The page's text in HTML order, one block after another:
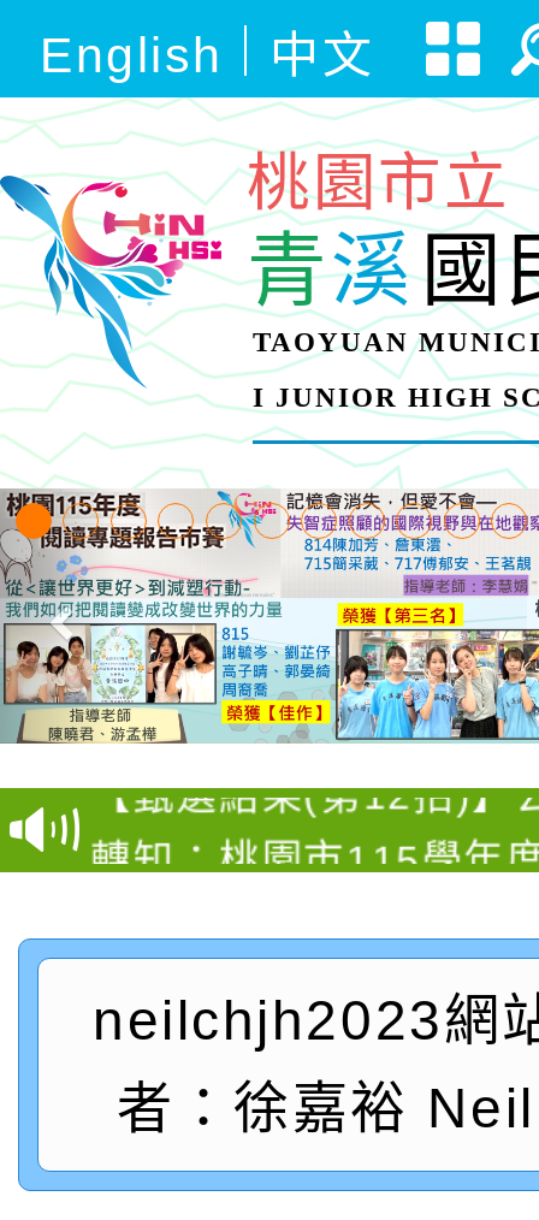
English 中文
桃園市立
青溪國
TAOYUAN
I JUNIOR HIGH
【甄選結果(第4招)】
學年度第1學期第9次代
結果(第4招)
【甄選結果(第12招)】
學年度第1學期第7次代
轉知：桃園市115學年
動辦法」
轉知臺中市政府政風處
城市手牽手，綠能透明
畫影片一案
轉知：「115學年度全
劇比賽實施要點」及修
轉知：桃園市115年度
neilchjh2023網
者：徐嘉裕